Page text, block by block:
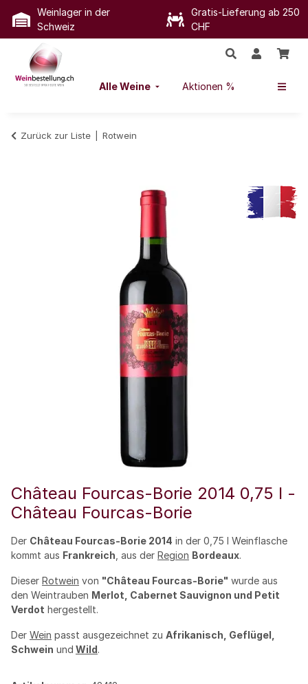
Weinlager in der
Schweiz
Gratis-Lieferung ab 250
CHF
Alle Weine Aktionen %
Zurück zur Liste Rotwein
Château Fourcas-Borie 2014 0,75 l -
Château Fourcas-Borie
Der Château Fourcas-Borie 2014 in der 0,75 l Weinflasche
kommt aus Frankreich , aus der Region Bordeaux.
Dieser Rotwein von "Château Fourcas-Borie" wurde aus
den Weintrauben Merlot, Cabernet Sauvignon und Petit
Verdot hergestellt.
Der Wein passt ausgezeichnet zu Afrikanisch, Geflügel,
Schwein und Wild.